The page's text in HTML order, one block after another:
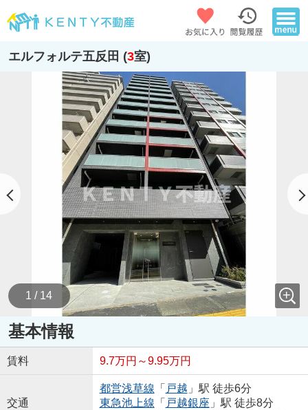
エルフォルテ五反田 (3室)
1 / 14
基本情報
賃料 9.7万円～9.95万円
交通
都営浅草線 「 戸越 」駅 徒歩6分
東急池上線 「 戸越銀座 」駅 徒歩8分